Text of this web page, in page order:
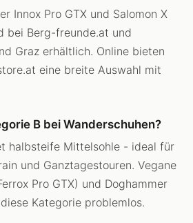
Innox Pro GTX und Salomon X
bei Berg-freunde.at und
Graz erhältlich. Online bieten
eine breite Auswahl mit
B bei Wanderschuhen?
halbsteife Mittelsohle - ideal für
und Ganztagestouren. Vegane
Pro GTX) und Doghammer
Kategorie problemlos.